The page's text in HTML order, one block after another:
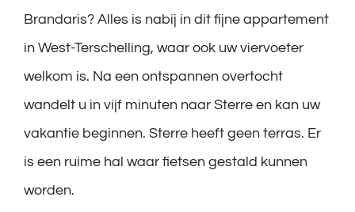
Brandaris? Alles is nabij in dit fijne appartement
in West-Terschelling, waar ook uw viervoeter
welkom is. Na een ontspannen overtocht
wandelt u in vijf minuten naar Sterre en kan uw
vakantie beginnen. Sterre heeft geen terras. Er
is een ruime hal waar fietsen gestald kunnen
worden.